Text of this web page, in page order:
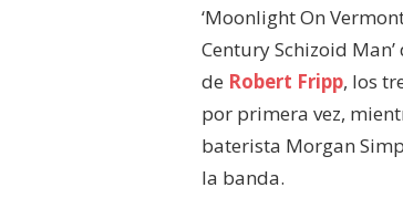
‘Moonlight On
Century Schizoid Man’
de Robert Fripp, los
por primera vez,
baterista Morgan
la banda.